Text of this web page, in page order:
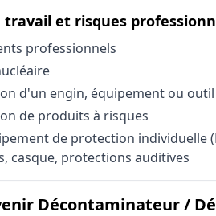
Résumé des
Catégorie
et risques professionnels
et risques professionnels
et risques professionnels
et risques professionnels
et risques professionnels Port
travail et risques
professionnels
d'un engin, équipement ou
de produits à risques
de protection individuelle
casque, protections auditives
Décontaminateur /